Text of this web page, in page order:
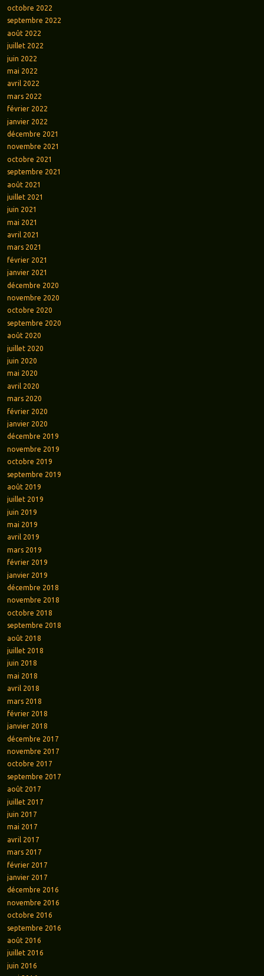
octobre 2022
septembre 2022
août 2022
juillet 2022
juin 2022
mai 2022
avril 2022
mars 2022
février 2022
janvier 2022
décembre 2021
novembre 2021
octobre 2021
septembre 2021
août 2021
juillet 2021
juin 2021
mai 2021
avril 2021
mars 2021
février 2021
janvier 2021
décembre 2020
novembre 2020
octobre 2020
septembre 2020
août 2020
juillet 2020
juin 2020
mai 2020
avril 2020
mars 2020
février 2020
janvier 2020
décembre 2019
novembre 2019
octobre 2019
septembre 2019
août 2019
juillet 2019
juin 2019
mai 2019
avril 2019
mars 2019
février 2019
janvier 2019
décembre 2018
novembre 2018
octobre 2018
septembre 2018
août 2018
juillet 2018
juin 2018
mai 2018
avril 2018
mars 2018
février 2018
janvier 2018
décembre 2017
novembre 2017
octobre 2017
septembre 2017
août 2017
juillet 2017
juin 2017
mai 2017
avril 2017
mars 2017
février 2017
janvier 2017
décembre 2016
novembre 2016
octobre 2016
septembre 2016
août 2016
juillet 2016
juin 2016